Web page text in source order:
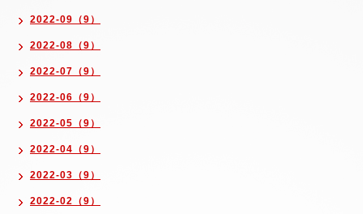
2022-09（9）
2022-08（9）
2022-07（9）
2022-06（9）
2022-05（9）
2022-04（9）
2022-03（9）
2022-02（9）